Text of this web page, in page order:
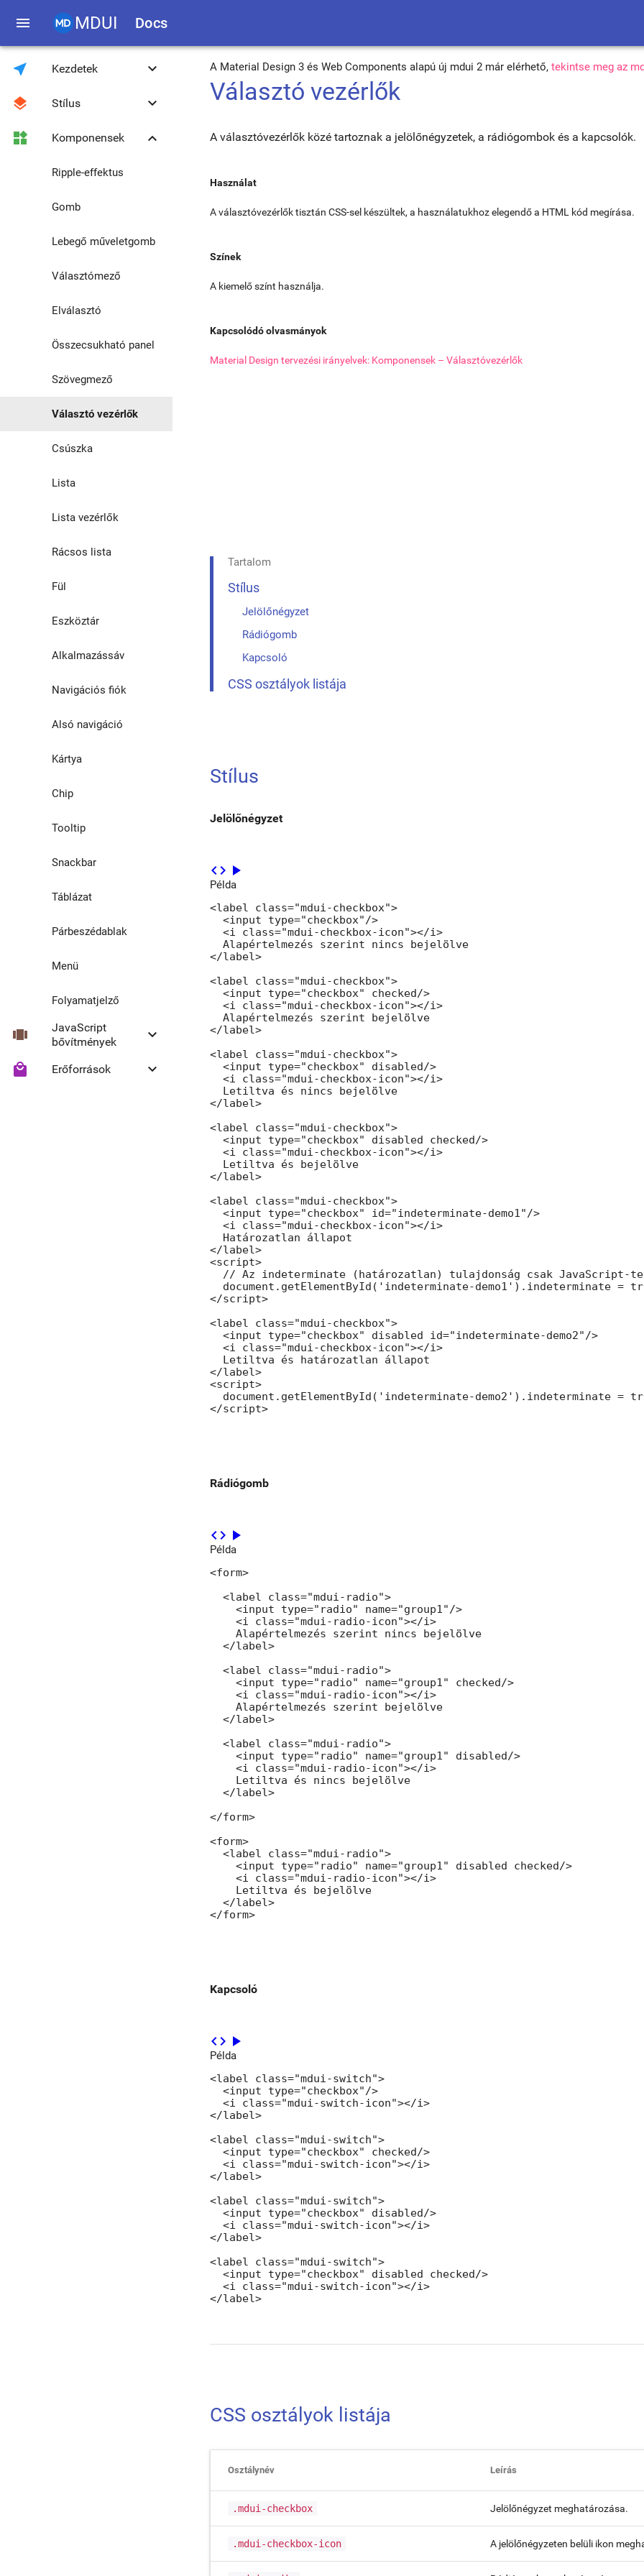
menu MDUI Docs
near_me Kezdetek keyboard_arrow_down
Bevezetés
Letöltés
Kompatibilitás
JavaScript eszköztár
JavaScript globális
metódusok
Frissítés 0.4.3-ról
1.0.0-ra
layers Stílus keyboard_arrow_down
Színek és témák
Roboto betűtípus
Rácsos elrendezés
Tipográfia
Ikon
Média
Segédosztályok
Árnyék
widgets Komponensek keyboard_arrow_down
Ripple-effektus
Gomb
Lebegő műveletgomb
Választómező
Elválasztó
Összecsukható panel
Szövegmező
Választó vezérlők
Csúszka
Lista
Lista vezérlők
Rácsos lista
Fül
Eszköztár
Alkalmazássáv
Navigációs fiók
Alsó navigáció
Kártya
Chip
Tooltip
Snackbar
Táblázat
Párbeszédablak
Menü
Folyamatjelző
view_carousel
JavaScript
bővítmények
keyboard_arrow_down
Collapse
local_mall Erőforrások keyboard_arrow_down
A Material Design 3 és Web Components alapú új mdui 2 már elérhető,tekintse meg az
Választó vezérlők
A választóvezérlők közé tartoznak a jelölőnégyzetek, a rádiógombok és a kapcsolók.
Használat
A választóvezérlők tisztán CSS-sel készültek, a használatukhoz elegendő a HTML kód megírása.
Színek
A kiemelő színt használja.
Kapcsolódó olvasmányok
Material Design tervezési irányelvek: Komponensek – Választóvezérlők
Tartalom
Stílus
Jelölőnégyzet
Rádiógomb
Kapcsoló
CSS osztályok listája
Stílus
Jelölőnégyzet
code play_arrow
Példa
<label class="mdui-checkbox">
  <input type="checkbox"/>
  <i class="mdui-checkbox-icon"></i>
  Alapértelmezés szerint nincs bejelölve
</label>
<label class="mdui-checkbox">
  <input type="checkbox" checked/>
  <i class="mdui-checkbox-icon"></i>
  Alapértelmezés szerint bejelölve
</label>
<label class="mdui-checkbox">
  <input type="checkbox" disabled/>
  <i class="mdui-checkbox-icon"></i>
  Letiltva és nincs bejelölve
</label>
<label class="mdui-checkbox">
  <input type="checkbox" disabled checked/>
  <i class="mdui-checkbox-icon"></i>
  Letiltva és bejelölve
</label>
<label class="mdui-checkbox">
  <input type="checkbox" id="indeterminate-demo1"/>
  <i class="mdui-checkbox-icon"></i>
  Határozatlan állapot
</label>
<script>
// Az indeterminate (határozatlan) tulajdonság csak JavaScript-
document.getElementById('indeterminate-demo1').indeterminate =
</script>
<label class="mdui-checkbox">
  <input type="checkbox" disabled id="indeterminate-demo2"/>
  <i class="mdui-checkbox-icon"></i>
  Letiltva és határozatlan állapot
</label>
<script>
document.getElementById('indeterminate-demo2').indeterminate =
</script>
Rádiógomb
code play_arrow
Példa
<form>
  <label class="mdui-radio">
    <input type="radio" name="group1"/>
    <i class="mdui-radio-icon"></i>
    Alapértelmezés szerint nincs bejelölve
  </label>
  <label class="mdui-radio">
    <input type="radio" name="group1" checked/>
    <i class="mdui-radio-icon"></i>
    Alapértelmezés szerint bejelölve
  </label>
  <label class="mdui-radio">
    <input type="radio" name="group1" disabled/>
    <i class="mdui-radio-icon"></i>
    Letiltva és nincs bejelölve
  </label>
</form>
<form>
  <label class="mdui-radio">
    <input type="radio" name="group1" disabled checked/>
    <i class="mdui-radio-icon"></i>
    Letiltva és bejelölve
  </label>
</form>
Kapcsoló
code play_arrow
Példa
<label class="mdui-switch">
  <input type="checkbox"/>
  <i class="mdui-switch-icon"></i>
</label>
<label class="mdui-switch">
  <input type="checkbox" checked/>
  <i class="mdui-switch-icon"></i>
</label>
<label class="mdui-switch">
  <input type="checkbox" disabled/>
  <i class="mdui-switch-icon"></i>
</label>
<label class="mdui-switch">
  <input type="checkbox" disabled checked/>
  <i class="mdui-switch-icon"></i>
</label>
CSS osztályok listája
Osztálynév Leírás
.mdui-checkbox Jelölőnégyzet meghatározása.
.mdui-checkbox-icon A jelölőnégyzeten belüli ikon